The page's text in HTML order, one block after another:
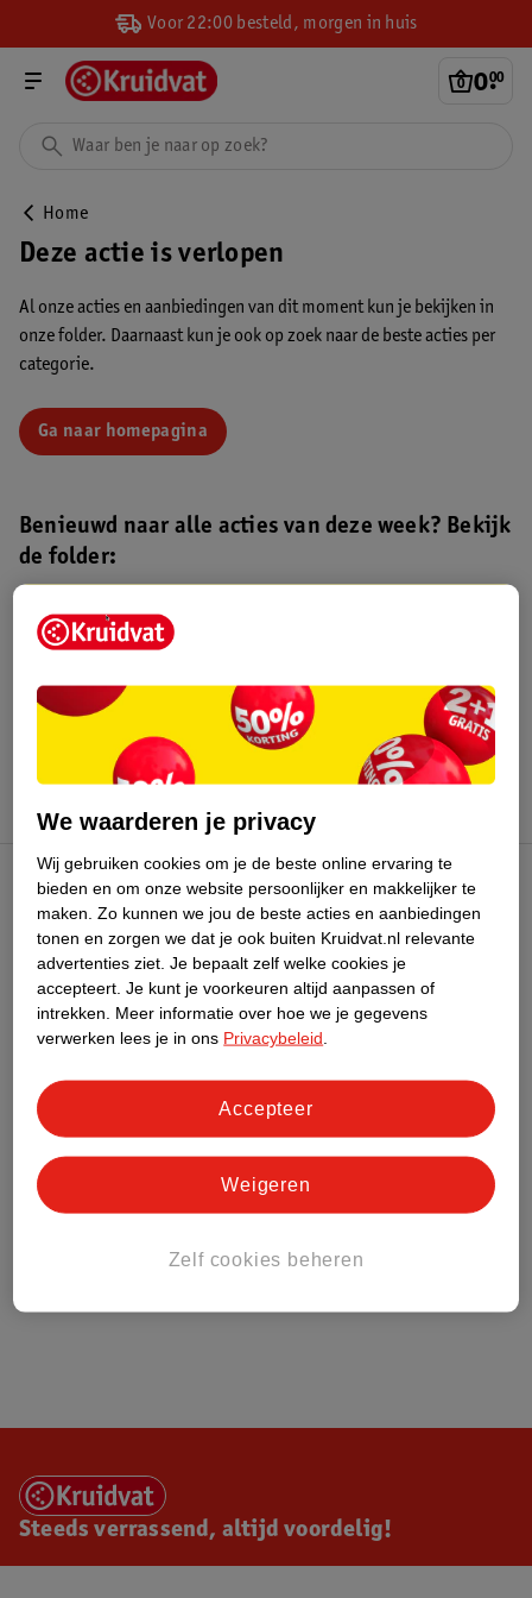
Voor 22:00 besteld, morgen in huis
0.
00
Home
Deze actie is verlopen
Al onze acties en aanbiedingen van dit moment kun je bekijken in
onze folder. Daarnaast kun je ook op zoek naar de beste acties per
categorie.
Ga naar homepagina
Benieuwd naar alle acties van deze week? Bekijk
de folder:
Kruidvat folder
augustus 2026.
Kruidvat Club
Klantenservice
Over Kruidvat
Steeds verrassend, altijd voordelig!
We waarderen je privacy
Wij gebruiken cookies om je de beste online ervaring te
bieden en om onze website persoonlijker en makkelijker te
maken. Zo kunnen we jou de beste acties en aanbiedingen
tonen en zorgen we dat je ook buiten Kruidvat.nl relevante
advertenties ziet. Je bepaalt zelf welke cookies je
accepteert. Je kunt je voorkeuren altijd aanpassen of
intrekken.
Meer informatie over hoe we je gegevens
verwerken lees je in ons Privacybeleid
Zelf cookies beheren
Weigeren
Accepteer